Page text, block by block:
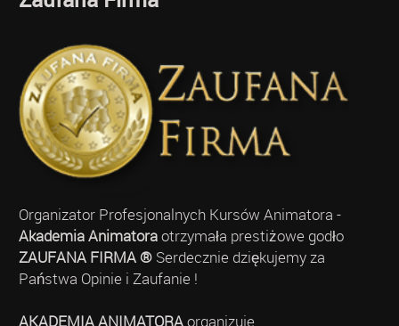
Organizator Profesjonalnych Kursów Animatora -
Akademia Animatoraotrzymała prestiżowe godło
ZAUFANA FIRMA ®Serdecznie dziękujemy za
Państwa Opinie i Zaufanie !
AKADEMIA ANIMATORAorganizuje